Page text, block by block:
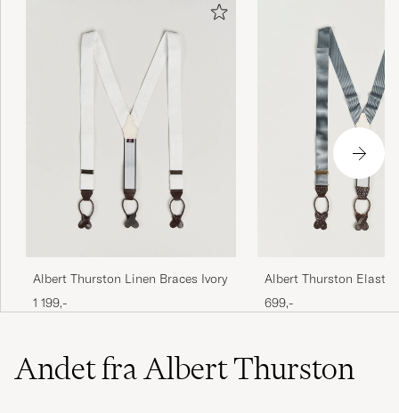
Albert Thurston Linen Braces Ivory
1 199,-
Albert Thurston Elastic
Rigid Braces 35mm
699,-
Andet fra Albert Thurston